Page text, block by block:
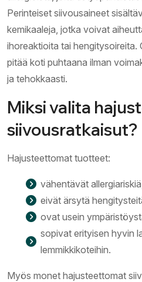
Perinteiset siivousaineet
kemikaaleja, jotka voivat
ihoreaktioita tai hengitysoireita.
pitää koti puhtaana ilman
ja tehokkaasti.
Miksi valita
siivousratkaisut?
Hajusteettomat tuotteet:
vähentävät allergiariskiä,
eivät ärsytä
ovat usein
sopivat erityisen hyvin
lemmikkikoteihin.
Myös monet hajusteettomat